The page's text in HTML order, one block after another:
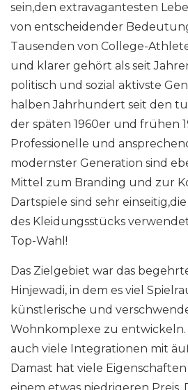
sein,den extravagantesten
von entscheidender
Tausenden von College-
und klarer gehört als seit
politisch und sozial aktivste
halben Jahrhundert seit den
der späten 1960er und frühen
Professionelle und
modernster Generation sind
Mittel zum Branding und zur
Dartspiele sind sehr
des Kleidungsstücks
Top-Wahl!
Das Zielgebiet war das
Hinjewadi, in dem es viel
künstlerische und
Wohnkomplexe zu
auch viele Integrationen mit
Damast hat viele